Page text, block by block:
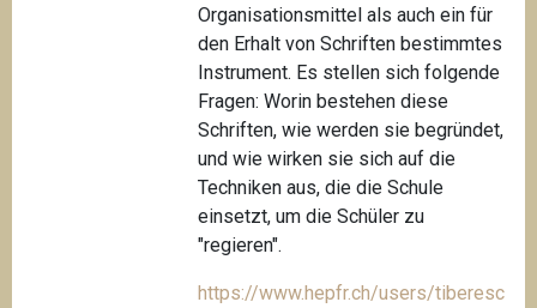
Organisationsmittel als auch ein für
den Erhalt von Schriften bestimmtes
Instrument. Es stellen sich folgende
Fragen: Worin bestehen diese
Schriften, wie werden sie begründet,
und wie wirken sie sich auf die
Techniken aus, die die Schule
einsetzt, um die Schüler zu
"regieren".
https://www.hepfr.ch/users/tiberesc